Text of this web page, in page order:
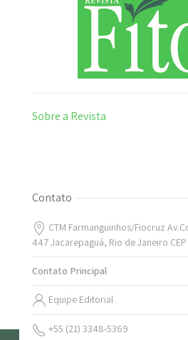
Sobre a Revista
Contato
CTM Farmanguinhos/Fiocruz
447 Jacarepaguá, Rio de Janeiro
Contato Principal
Equipe Editorial
+55 (21) 3348-5369